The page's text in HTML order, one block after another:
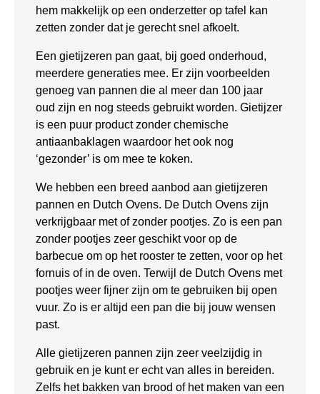
hem makkelijk op een onderzetter op tafel kan
zetten zonder dat je gerecht snel afkoelt.
Een gietijzeren pan gaat, bij goed onderhoud,
meerdere generaties mee. Er zijn voorbeelden
genoeg van pannen die al meer dan 100 jaar
oud zijn en nog steeds gebruikt worden. Gietijzer
is een puur product zonder chemische
antiaanbaklagen waardoor het ook nog
‘gezonder’ is om mee te koken.
We hebben een breed aanbod aan gietijzeren
pannen en Dutch Ovens. De Dutch Ovens zijn
verkrijgbaar met of zonder pootjes. Zo is een pan
zonder pootjes zeer geschikt voor op de
barbecue om op het rooster te zetten, voor op het
fornuis of in de oven. Terwijl de Dutch Ovens met
pootjes weer fijner zijn om te gebruiken bij open
vuur. Zo is er altijd een pan die bij jouw wensen
past.
Alle gietijzeren pannen zijn zeer veelzijdig in
gebruik en je kunt er echt van alles in bereiden.
Zelfs het bakken van brood of het maken van een